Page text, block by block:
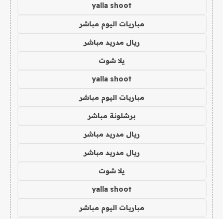
yalla shoot
مباريات اليوم مباشر
ريال مدريد مباشر
يلا شوت
yalla shoot
مباريات اليوم مباشر
برشلونة مباشر
ريال مدريد مباشر
ريال مدريد مباشر
يلا شوت
yalla shoot
مباريات اليوم مباشر